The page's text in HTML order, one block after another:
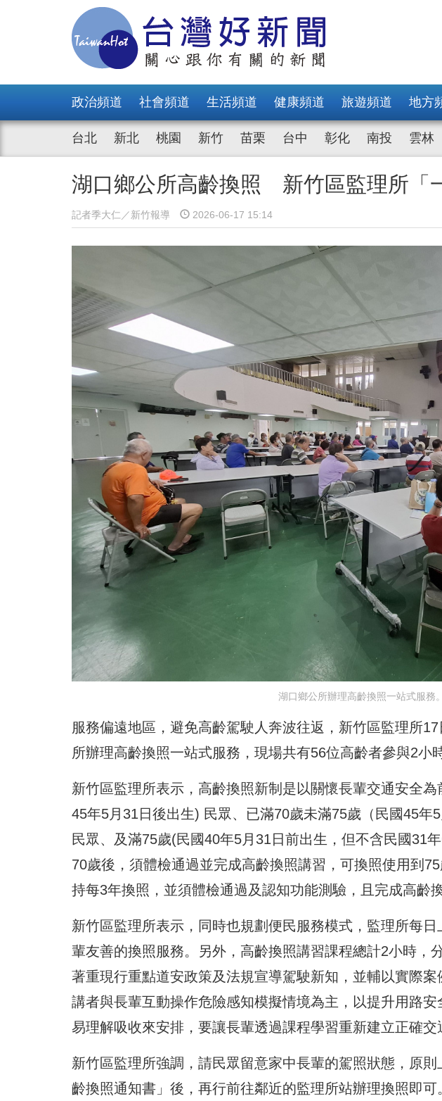
政治頻道 社會頻道 生活頻道 健康頻道 旅遊頻道 地方
台北 新北 桃園 新竹 苗栗 台中 彰化 南投 雲林
湖口鄉公所高齡換照 新竹區監理所「
記者季大仁／新竹報導 2026-06-17 15:14
湖口鄉公所辦理高齡換照一站式服務。
服務偏遠地區，避免高齡駕駛人奔波往返，新竹區監理所
所辦理高齡換照一站式服務，現場共有56位高齡者參與2小
新竹區監理所表示，高齡換照新制是以關懷長輩交通安全
45年5月31日後出生) 民眾、已滿70歲未滿75歲（民國45年
民眾、及滿75歲(民國40年5月31日前出生，但不含民國31
70歲後，須體檢通過並完成高齡換照講習，可換照使用到
持每3年換照，並須體檢通過及認知功能測驗，且完成高齡
新竹區監理所表示，同時也規劃便民服務模式，監理所每
輩友善的換照服務。另外，高齡換照講習課程總計2小時，
著重現行重點道安政策及法規宣導駕駛新知，並輔以實際
講者與長輩互動操作危險感知模擬情境為主，以提升用路
易理解吸收來安排，要讓長輩透過課程學習重新建立正確交
新竹區監理所強調，請民眾留意家中長輩的駕照狀態，原
齡換照通知書」後，再行前往鄰近的監理所站辦理換照即